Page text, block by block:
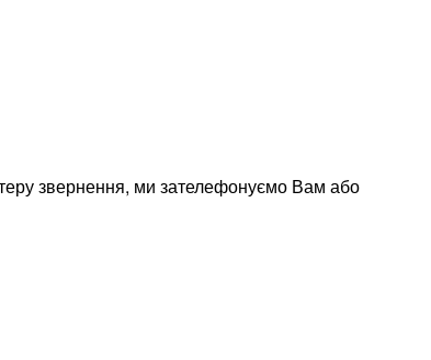
звернення, ми зателефонуємо Вам або